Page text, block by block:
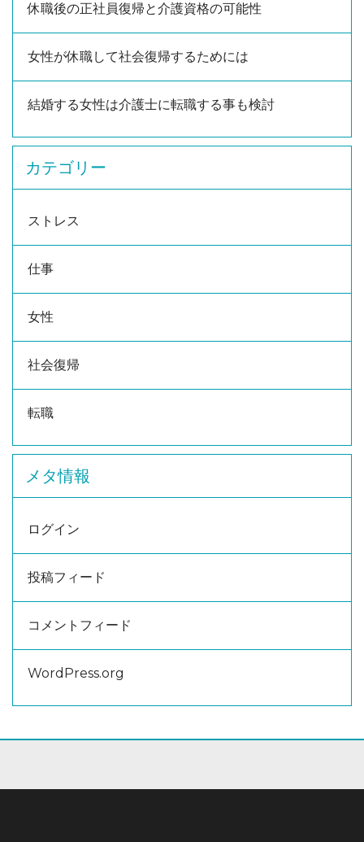
休職後の正社員復帰と介護資格の可能性
女性が休職して社会復帰するためには
結婚する女性は介護士に転職する事も検討
カテゴリー
ストレス
仕事
女性
社会復帰
転職
メタ情報
ログイン
投稿フィード
コメントフィード
WordPress.org